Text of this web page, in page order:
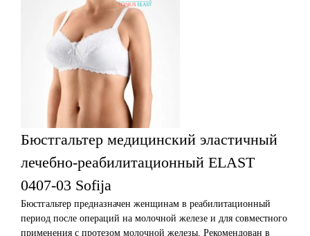
Бюстгальтер медицинский эластичный
лечебно-реабилитационный ELAST
0407-03 Sofija
Бюстгальтер предназначен женщинам в реабилитационный
период после операций на молочной железе и для совместного
применения с протезом молочной железы. Рекомендован в